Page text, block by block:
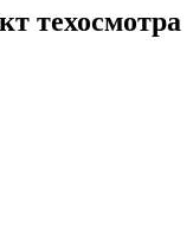
техосмотра